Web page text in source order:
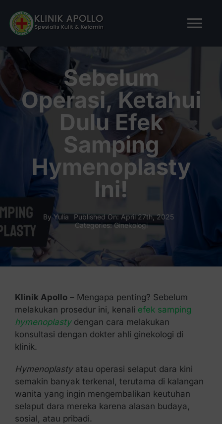
content
BERANDA
TENTANG KAMI
LAYANAN KAMI
ARTIKEL
Tanya Apollo
Kontak Kami
Sebelum
Operasi, Ketahui
Dulu Efek
Samping
Hymenoplasty
Ini!
ByYulia
Published On: April 27th, 2025
Categories:Ginekologi
Klinik Apollo– Mengapa penting? Sebelum
melakukan prosedur ini, kenali efek samping
hymenoplastydengan cara melakukan
konsultasi dengan dokter ahli ginekologi di
klinik.
Hymenoplastyatau operasi selaput dara kini
semakin banyak terkenal, terutama di kalangan
wanita yang ingin mengembalikan keutuhan
selaput dara mereka karena alasan budaya,
sosial, atau pribadi.